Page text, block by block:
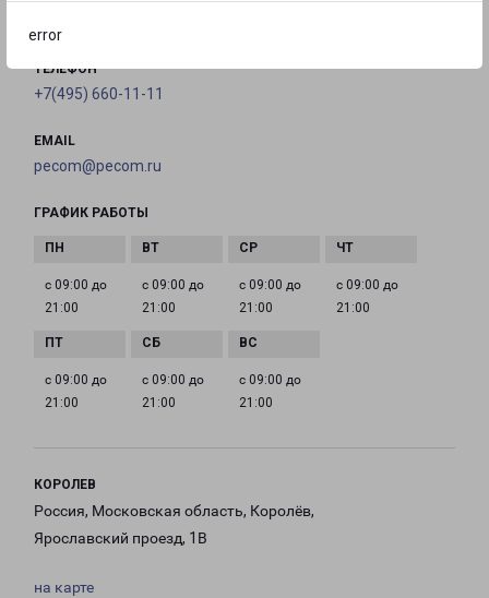
error
ТЕЛЕФОН
+7(495) 660-11-11
EMAIL
pecom@pecom.ru
ГРАФИК РАБОТЫ
с 09:00 до
21:00
с 09:00 до
21:00
с 09:00 до
21:00
с 09:00 до
21:00
с 09:00 до
21:00
с 09:00 до
21:00
с 09:00 до
21:00
КОРОЛЕВ
Россия, Московская область, Королёв,
Ярославский проезд, 1В
на карте